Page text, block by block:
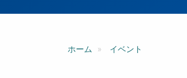
ン
ホーム イベント